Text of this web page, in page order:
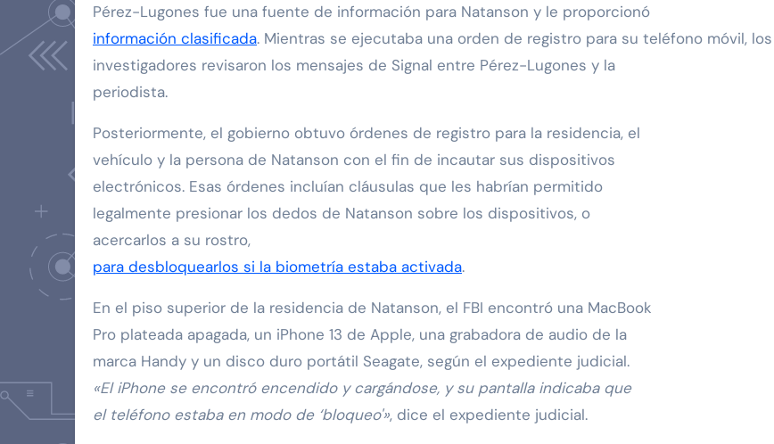
Pérez-Lugones fue una fuente de información para Natanson y le proporcionó
información clasificada. Mientras se ejecutaba una orden de registro para su teléfono móvil, los
investigadores revisaron los mensajes de Signal entre Pérez-Lugones y la
periodista.
Posteriormente, el gobierno obtuvo órdenes de registro para la residencia, el
vehículo y la persona de Natanson con el fin de incautar sus dispositivos
electrónicos. Esas órdenes incluían cláusulas que les habrían permitido
legalmente presionar los dedos de Natanson sobre los dispositivos, o
acercarlos a su rostro,
para desbloquearlos si la biometría estaba activada.
En el piso superior de la residencia de Natanson, el FBI encontró una MacBook
Pro plateada apagada, un iPhone 13 de Apple, una grabadora de audio de la
marca Handy y un disco duro portátil Seagate, según el expediente judicial.
«El iPhone se encontró encendido y cargándose, y su pantalla indicaba que
el teléfono estaba en modo de ‘bloqueo'», dice el expediente judicial.